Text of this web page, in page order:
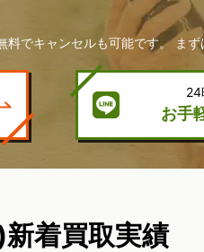
でキャンセルも可能です。 ま
24
お手
着買取実績